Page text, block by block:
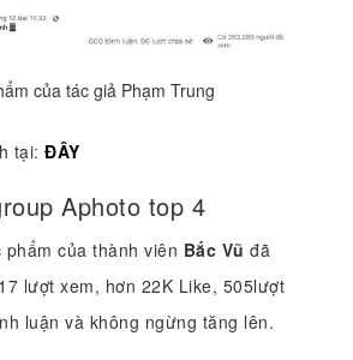
của tác giả Phạm Trung
tại:ĐÂY
Aphoto top 4
của thành viên Bắc Vũ đã
lượt xem, hơn 22K Like, 505lượt
luận và không ngừng tăng lên.